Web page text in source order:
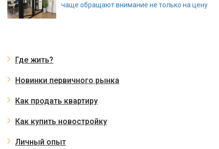
чаще обращают внимание не только на цену
Где жить?
Новинки первичного рынка
Как продать квартиру
Как купить новостройку
Личный опыт